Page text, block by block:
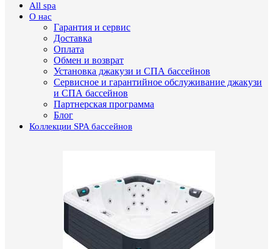
All spa
О нас
Гарантия и сервис
Доставка
Оплата
Обмен и возврат
Установка джакузи и СПА бассейнов
Сервисное и гарантийное обслуживание джакузи
и СПА бассейнов
Партнерская программа
Блог
Коллекции SPA бассейнов